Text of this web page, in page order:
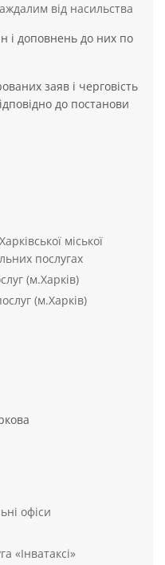
від насильства
і доповнень до них по
заяв і черговість
до постанови
міської
послугах
(м.Харків)
(м.Харків)
офіси
«Інватаксі»